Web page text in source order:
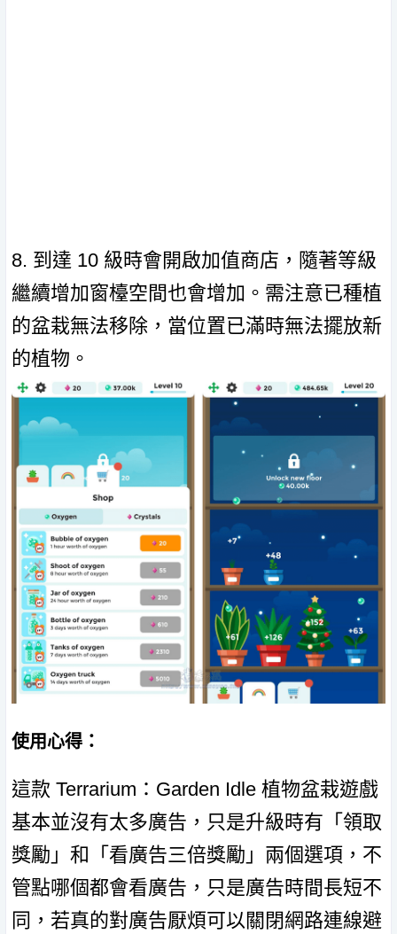
8. 到達 10 級時會開啟加值商店，隨著等級
繼續增加窗檯空間也會增加。需注意已種植
的盆栽無法移除，當位置已滿時無法擺放新
的植物。
使用心得：
這款 Terrarium：Garden Idle 植物盆栽遊戲
基本並沒有太多廣告，只是升級時有「領取
獎勵」和「看廣告三倍獎勵」兩個選項，不
管點哪個都會看廣告，只是廣告時間長短不
同，若真的對廣告厭煩可以關閉網路連線避